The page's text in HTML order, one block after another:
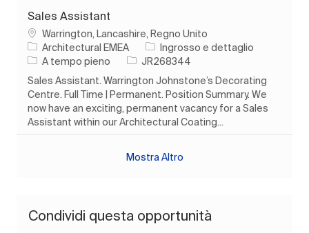
Sales Assistant
Ubicazione
Warrington, Lancashire, Regno Unito
Architectural EMEA
Categoria
Ingrosso e dettaglio
Tipo di lavoro
A tempo pieno ID processo
JR268344
Sales Assistant. Warrington Johnstone’s Decorating
Centre. Full Time | Permanent. Position Summary. We
now have an exciting, permanent vacancy for a Sales
Assistant within our Architectural Coating...
Mostra Altro
Condividi questa opportunità